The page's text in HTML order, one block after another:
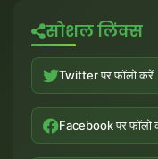
सोशल लिंक्स
Twitter पर फॉलो करें
Facebook पर फॉलो